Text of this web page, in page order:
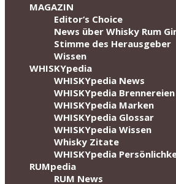
MAGAZIN
Editor‘s Choice
News über Whisky Rum
Stimme des Herausgeber
Wissen
WHISKYpedia
WHISKYpedia News
WHISKYpedia Brennereien
WHISKYpedia Marken
WHISKYpedia Glossar
WHISKYpedia Wissen
Whisky Zitate
WHISKYpedia
RUMpedia
RUM News